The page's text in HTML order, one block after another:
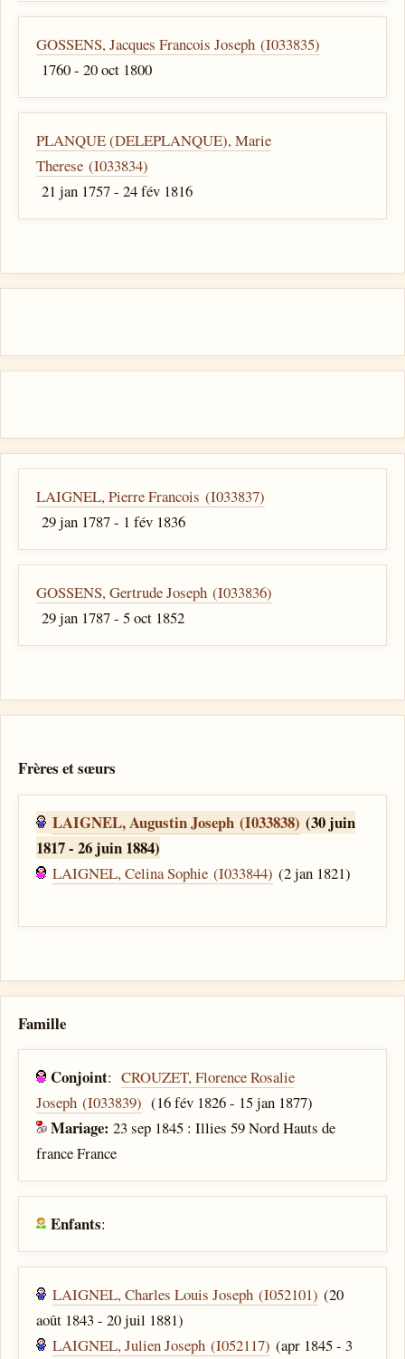
GOSSENS, Jacques Francois Joseph (I033835)
1760 - 20 oct 1800
PLANQUE (DELEPLANQUE), Marie
Therese (I033834)
21 jan 1757 - 24 fév 1816
LAIGNEL, Pierre Francois (I033837)
29 jan 1787 - 1 fév 1836
GOSSENS, Gertrude Joseph (I033836)
29 jan 1787 - 5 oct 1852
Frères et sœurs
LAIGNEL, Augustin Joseph (I033838) (30 juin
1817 - 26 juin 1884)
LAIGNEL, Celina Sophie (I033844) (2 jan 1821)
Famille
Conjoint:CROUZET, Florence Rosalie
Joseph (I033839) (16 fév 1826 - 15 jan 1877)
Mariage:23 sep 1845 : Illies 59 Nord Hauts de
france France
Enfants:
LAIGNEL, Charles Louis Joseph (I052101) (20
août 1843 - 20 juil 1881)
LAIGNEL, Julien Joseph (I052117) (apr 1845 - 3